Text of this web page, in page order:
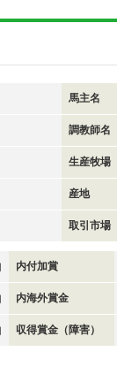
馬主名
調教師名
生産牧場
産地
取引市場
内付加賞
内海外賞金
収得賞金（障害）